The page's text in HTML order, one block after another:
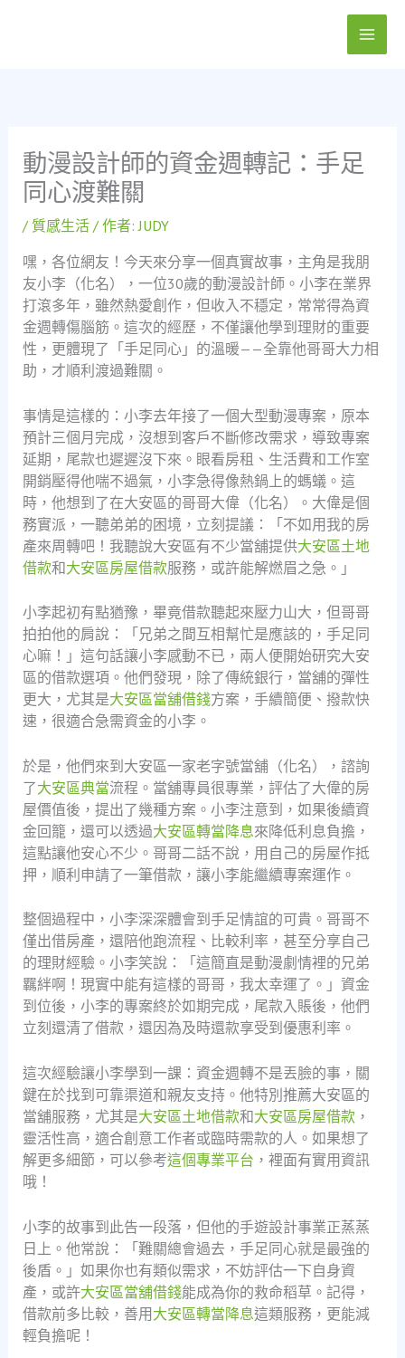
動漫設計師的資金週轉記：手足
同心渡難關
/ 質感生活/ 作者:JUDY
嘿，各位網友！今天來分享一個真實故事，主角是我朋
友小李（化名），一位30歲的動漫設計師。小李在業界
打滾多年，雖然熱愛創作，但收入不穩定，常常得為資
金週轉傷腦筋。這次的經歷，不僅讓他學到理財的重要
性，更體現了「手足同心」的溫暖——全靠他哥哥大力相
助，才順利渡過難關。
事情是這樣的：小李去年接了一個大型動漫專案，原本
預計三個月完成，沒想到客戶不斷修改需求，導致專案
延期，尾款也遲遲沒下來。眼看房租、生活費和工作室
開銷壓得他喘不過氣，小李急得像熱鍋上的螞蟻。這
時，他想到了在大安區的哥哥大偉（化名）。大偉是個
務實派，一聽弟弟的困境，立刻提議：「不如用我的房
產來周轉吧！我聽說大安區有不少當舖提供大安區土地
借款和大安區房屋借款服務，或許能解燃眉之急。」
小李起初有點猶豫，畢竟借款聽起來壓力山大，但哥哥
拍拍他的肩說：「兄弟之間互相幫忙是應該的，手足同
心嘛！」這句話讓小李感動不已，兩人便開始研究大安
區的借款選項。他們發現，除了傳統銀行，當舖的彈性
更大，尤其是大安區當舖借錢方案，手續簡便、撥款快
速，很適合急需資金的小李。
於是，他們來到大安區一家老字號當舖（化名），諮詢
了大安區典當流程。當舖專員很專業，評估了大偉的房
屋價值後，提出了幾種方案。小李注意到，如果後續資
金回籠，還可以透過大安區轉當降息來降低利息負擔，
這點讓他安心不少。哥哥二話不說，用自己的房屋作抵
押，順利申請了一筆借款，讓小李能繼續專案運作。
整個過程中，小李深深體會到手足情誼的可貴。哥哥不
僅出借房產，還陪他跑流程、比較利率，甚至分享自己
的理財經驗。小李笑說：「這簡直是動漫劇情裡的兄弟
羈絆啊！現實中能有這樣的哥哥，我太幸運了。」資金
到位後，小李的專案終於如期完成，尾款入賬後，他們
立刻還清了借款，還因為及時還款享受到優惠利率。
這次經驗讓小李學到一課：資金週轉不是丟臉的事，關
鍵在於找到可靠渠道和親友支持。他特別推薦大安區的
當舖服務，尤其是大安區土地借款和大安區房屋借款，
靈活性高，適合創意工作者或臨時需款的人。如果想了
解更多細節，可以參考這個專業平台 ，裡面有實用資訊
哦！
小李的故事到此告一段落，但他的手遊設計事業正蒸蒸
日上。他常說：「難關總會過去，手足同心就是最強的
後盾。」如果你也有類似需求，不妨評估一下自身資
產，或許大安區當舖借錢能成為你的救命稻草。記得，
借款前多比較，善用大安區轉當降息這類服務，更能減
輕負擔呢！